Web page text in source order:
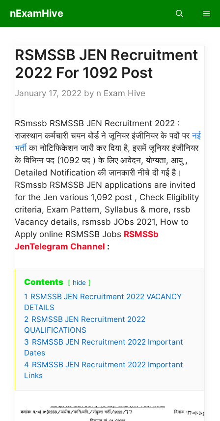
content
nExamHive
RSMSSB JEN Recruitment
2022 For 1092 Post
January 17, 2022 by n Exam Hive
RSmssb RSMSSB JEN Recruitment 2022 :
राजस्थान कर्मचारी चयन बोर्ड ने जूनियर इंजीनियर के पदों परनई
भर्ती का नोटिफिकेशन जारी कर दिया है, इसमें जूनियर इंजीनियर
के विभिन्न पद (1092 पद ) के लिए आवेदन, योग्यता, आयु ,
Detailed Notification की जानकारी नीचे दी गई है।
RSmssb RSMSSB JEN applications are invited
for the Jen various 1,092 post , Check Eligiblity
criteria, Exam Pattern, Syllabus & more, rssb
Vacancy details, rsmssb JObs 2021, How to
Apply online RSMSSB Jobs RSMSSb
JenTelegram Channel :
Contents hide
1 RSMSSB JEN Recruitment 2022 VACANCY
DETAILS
2 RSMSSB JEN Recruitment 2022
QUALIFICATIONS
3 RSMSSB JEN Recruitment 2022 Important
Dates
4 RSMSSB JEN Recruitment 2022 Important
Links